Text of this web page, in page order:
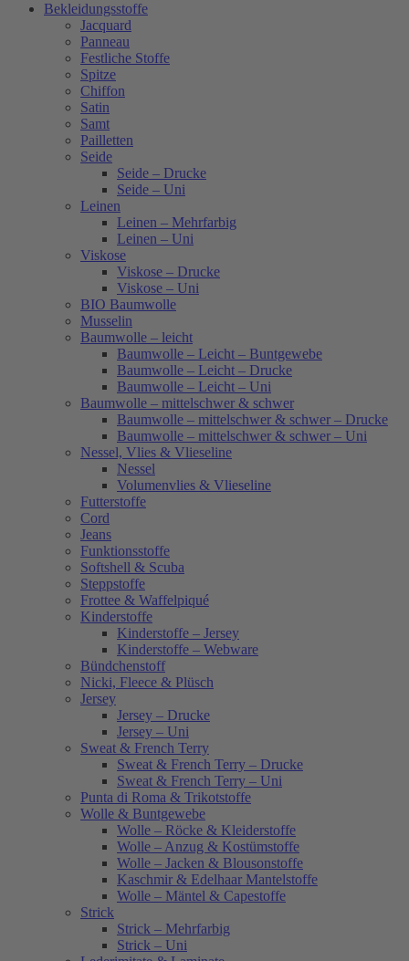
Bekleidungsstoffe
Jacquard
Panneau
Festliche Stoffe
Spitze
Chiffon
Satin
Samt
Pailletten
Seide
Seide – Drucke
Seide – Uni
Leinen
Leinen – Mehrfarbig
Leinen – Uni
Viskose
Viskose – Drucke
Viskose – Uni
BIO Baumwolle
Musselin
Baumwolle – leicht
Baumwolle – Leicht – Buntgewebe
Baumwolle – Leicht – Drucke
Baumwolle – Leicht – Uni
Baumwolle – mittelschwer & schwer
Baumwolle – mittelschwer & schwer – Drucke
Baumwolle – mittelschwer & schwer – Uni
Nessel, Vlies & Vlieseline
Nessel
Volumenvlies & Vlieseline
Futterstoffe
Cord
Jeans
Funktionsstoffe
Softshell & Scuba
Steppstoffe
Frottee & Waffelpiqué
Kinderstoffe
Kinderstoffe – Jersey
Kinderstoffe – Webware
Bündchenstoff
Nicki, Fleece & Plüsch
Jersey
Jersey – Drucke
Jersey – Uni
Sweat & French Terry
Sweat & French Terry – Drucke
Sweat & French Terry – Uni
Punta di Roma & Trikotstoffe
Wolle & Buntgewebe
Wolle – Röcke & Kleiderstoffe
Wolle – Anzug & Kostümstoffe
Wolle – Jacken & Blousonstoffe
Kaschmir & Edelhaar Mantelstoffe
Wolle – Mäntel & Capestoffe
Strick
Strick – Mehrfarbig
Strick – Uni